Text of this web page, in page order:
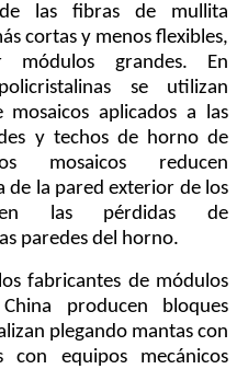
las fibras de mullita
cortas y menos flexibles,
grandes. En
se utilizan
aplicados a las
y techos de horno de
mosaicos reducen
la pared exterior de los
las pérdidas de
paredes del horno.
fabricantes de módulos
producen bloques
plegando mantas con
con equipos mecánicos